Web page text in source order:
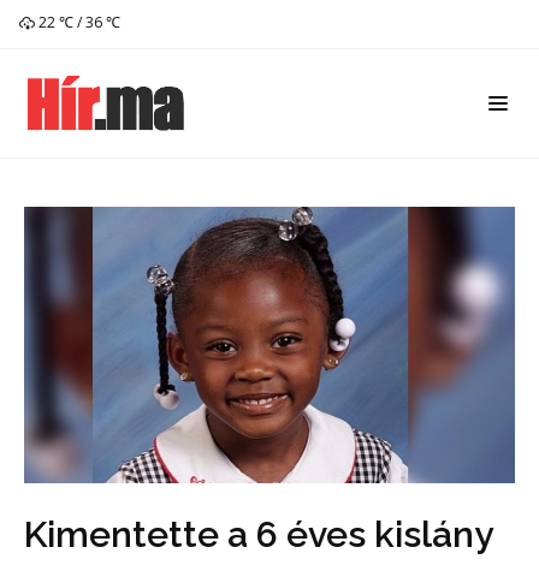
22 ℃ / 36 ℃
Kimentette a 6 éves kislány